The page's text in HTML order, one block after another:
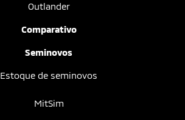
Outlander
Comparativo
Seminovos
Estoque de seminovos
MitSim